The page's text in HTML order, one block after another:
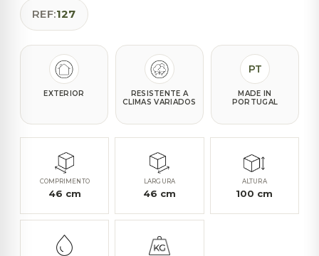
REF:127
EXTERIOR
RESISTENTE A
CLIMAS VARIADOS
PT
MADE IN
PORTUGAL
COMPRIMENTO
46 cm
LARGURA
46 cm
ALTURA
100 cm